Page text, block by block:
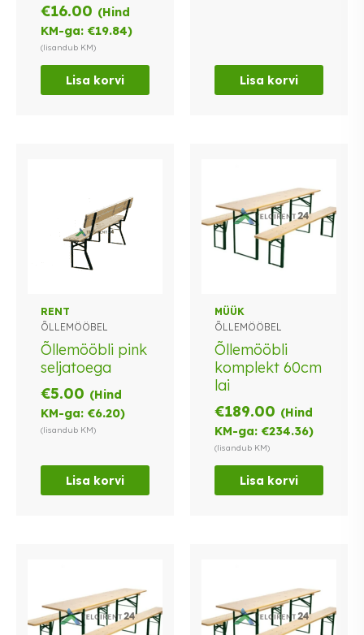
€16.00 (Hind
KM-ga:€19.84)
(lisandub KM)
Lisa korvi Lisa korvi
RENT
ÕLLEMÖÖBEL
Õllemööbli pink
seljatoega
€5.00 (Hind
KM-ga:€6.20)
(lisandub KM)
Lisa korvi
MÜÜK
ÕLLEMÖÖBEL
Õllemööbli
komplekt 60cm
lai
€189.00 (Hind
KM-ga:€234.36)
(lisandub KM)
Lisa korvi